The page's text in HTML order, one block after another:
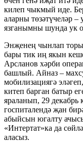
килеп чыкмый иде.
аларны төзәтүчеләр
язганымны шунда ук
Энҗенең чынлап
бары тик иң якын
Арсланов хәрби
башлый. Айназ –
мобилизациягә
китеп барган батыр
яраланып, 29 декабрь
госпиталендә җан
абыйсын югалту
«Интертат»ка да
аласыз.